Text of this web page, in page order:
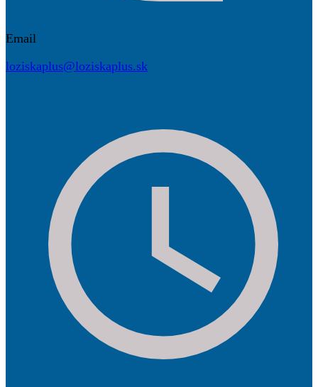
Email
loziskaplus@loziskaplus.sk